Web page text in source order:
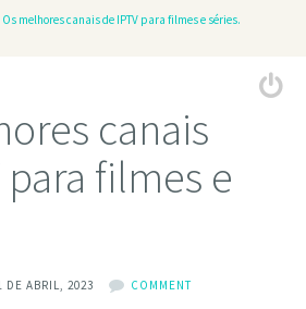
Os melhores canais de IPTV para filmes e séries.
canais
para filmes e
DE ABRIL, 2023
COMMENT